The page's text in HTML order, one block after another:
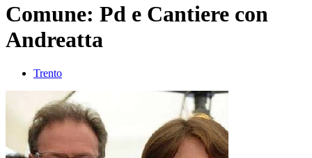
Comune: Pd e Cantiere con
Andreatta
Trento